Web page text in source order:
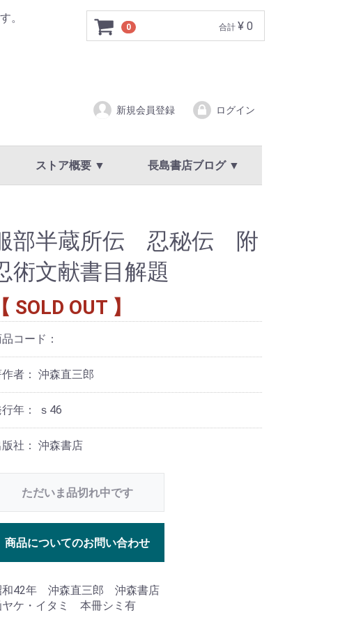
。
0 合計 ¥ 0
新規会員登録 ログイン
ストア概要 ▼ 長島書店ブログ ▼
部半蔵所伝 忍秘伝 附
術文献書目解題
【 SOLD OUT 】
コード：
者： 沖森直三郎
年： ｓ46
版社： 沖森書店
ただいま品切れ中です
商品についてのお問い合わせ
和42年 沖森直三郎 沖森書店
ヤケ・イタミ 本冊シミ有